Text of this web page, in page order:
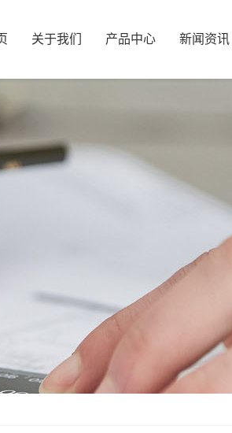
关于我们 产品中心 新闻资讯